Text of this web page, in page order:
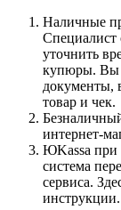
Наличные
Специалист
уточнить
купюры. Вы
документы,
товар и чек.
интернет-
ЮKassa при
система
сервиса.
инструкции.